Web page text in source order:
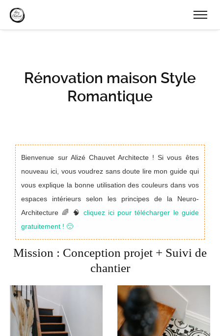
Rénovation maison Style
Romantique
Bienvenue sur Alizé Chauvet Architecte ! Si vous êtes
nouveau ici, vous voudrez sans doute lire mon guide qui
vous explique la bonne utilisation des couleurs dans vos
espaces intérieurs selon les principes de la Neuro-
Architecture 🌈 🧠 cliquez ici pour télécharger le guide
gratuitement ! 🙂
Mission : Conception projet + Suivi de
chantier